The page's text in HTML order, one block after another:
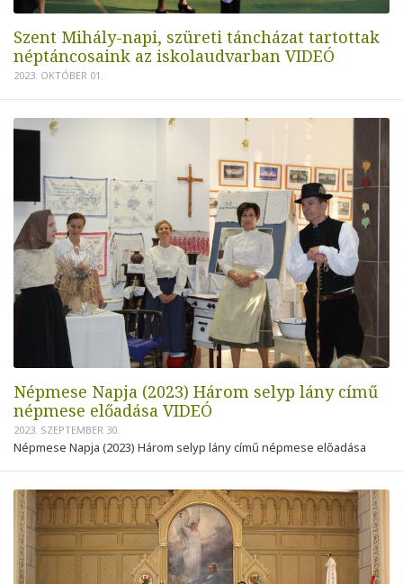
Szent Mihály-napi, szüreti táncházat tartottak
néptáncosaink az iskolaudvarban VIDEÓ
2023. OKTÓBER 01.
Népmese Napja (2023) Három selyp lány című
népmese előadása VIDEÓ
2023. SZEPTEMBER 30.
Népmese Napja (2023) Három selyp lány című népmese előadása